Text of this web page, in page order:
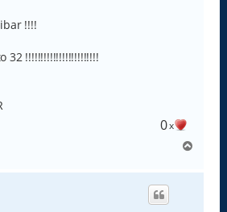
!!!!
32 !!!!!!!!!!!!!!!!!!!!!!!!
0x
r